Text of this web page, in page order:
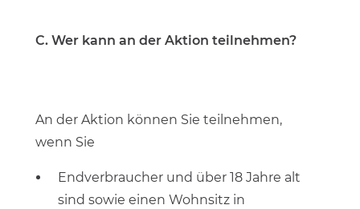
C. Wer kann an der Aktion teilnehmen?
An der Aktion können Sie teilnehmen,
wenn Sie
Endverbraucher und über 18 Jahre alt
sind sowie einen Wohnsitz in